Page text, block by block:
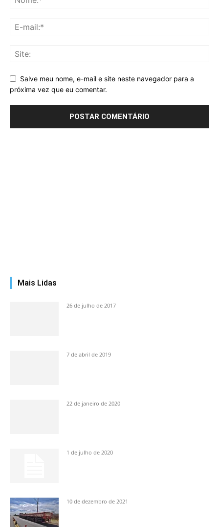
Salve meu nome, e-mail e site neste navegador para a
próxima vez que eu comentar.
Mais Lidas
26 de julho de 2017
7 de abril de 2019
22 de janeiro de 2020
1 de julho de 2020
10 de dezembro de 2021